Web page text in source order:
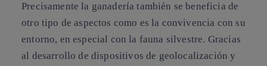
Precisamente la ganadería también se beneficia de
otro tipo de aspectos como es la convivencia con su
entorno, en especial con la fauna silvestre. Gracias
al desarrollo de dispositivos de geolocalización y